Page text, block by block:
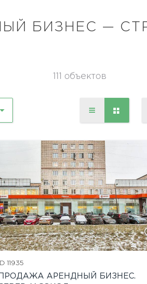
БИЗНЕС —
111 объектов
ID 11935
ПРОДАЖА АРЕНДНЫЙ БИЗНЕС.